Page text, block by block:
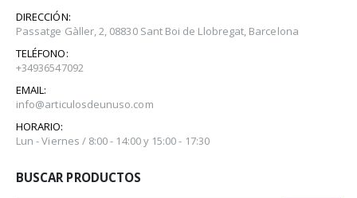
DIRECCIÓN:
Passatge Gàller, 2, 08830 Sant Boi de Llobregat, Barcelona
TELÉFONO:
+34936547092
EMAIL:
info@articulosdeunuso.com
HORARIO:
Lun - Viernes / 8:00 - 14:00 y 15:00 - 17:30
BUSCAR PRODUCTOS